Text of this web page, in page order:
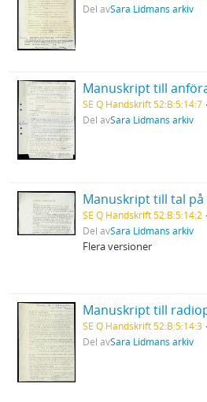
Del avSara Lidmans arkiv
SE Q Handskrift 52:B:5:14:7
Del avSara Lidmans arkiv
SE Q Handskrift 52:B:5:14:2
Del avSara Lidmans arkiv
Flera versioner
SE Q Handskrift 52:B:5:14:3
Del avSara Lidmans arkiv